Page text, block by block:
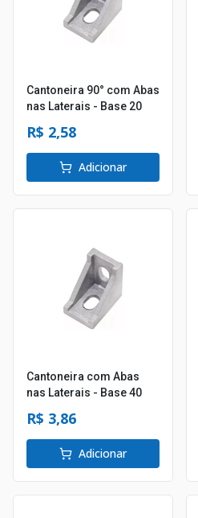
Cantoneira 90° com Abas
nas Laterais - Base 20
R$ 2,58
Adicionar
Cantoneira com Abas
nas Laterais - Base 40
R$ 3,86
Adicionar